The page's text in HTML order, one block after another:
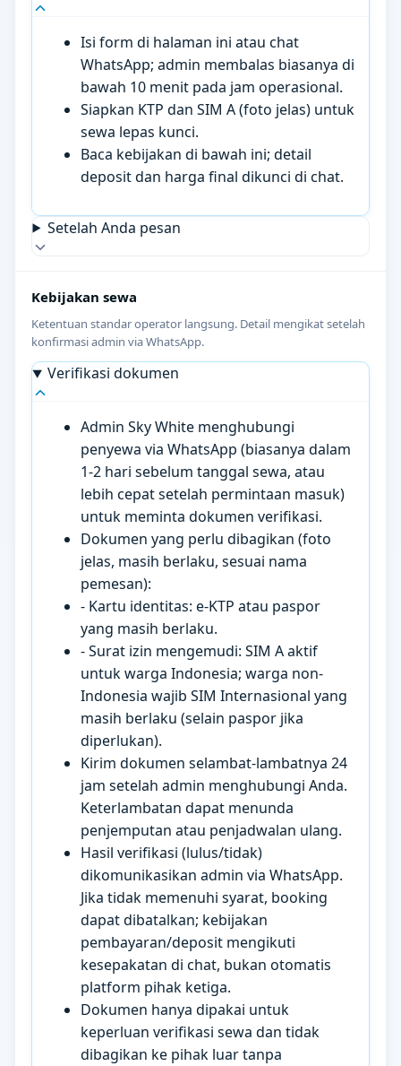
Isi form di halaman ini atau chat
WhatsApp; admin membalas biasanya di
bawah 10 menit pada jam operasional.
Siapkan KTP dan SIM A (foto jelas) untuk
sewa lepas kunci.
Baca kebijakan di bawah ini; detail
deposit dan harga final dikunci di chat.
Setelah Anda pesan
Kebijakan sewa
Ketentuan standar operator langsung. Detail mengikat setelah
konfirmasi admin via WhatsApp.
Verifikasi dokumen
Admin Sky White menghubungi
penyewa via WhatsApp (biasanya dalam
1-2 hari sebelum tanggal sewa, atau
lebih cepat setelah permintaan masuk)
untuk meminta dokumen verifikasi.
Dokumen yang perlu dibagikan (foto
jelas, masih berlaku, sesuai nama
pemesan):
- Kartu identitas: e-KTP atau paspor
yang masih berlaku.
- Surat izin mengemudi: SIM A aktif
untuk warga Indonesia; warga non-
Indonesia wajib SIM Internasional yang
masih berlaku (selain paspor jika
diperlukan).
Kirim dokumen selambat-lambatnya 24
jam setelah admin menghubungi Anda.
Keterlambatan dapat menunda
penjemputan atau penjadwalan ulang.
Hasil verifikasi (lulus/tidak)
dikomunikasikan admin via WhatsApp.
Jika tidak memenuhi syarat, booking
dapat dibatalkan; kebijakan
pembayaran/deposit mengikuti
kesepakatan di chat, bukan otomatis
platform pihak ketiga.
Dokumen hanya dipakai untuk
keperluan verifikasi sewa dan tidak
dibagikan ke pihak luar tanpa